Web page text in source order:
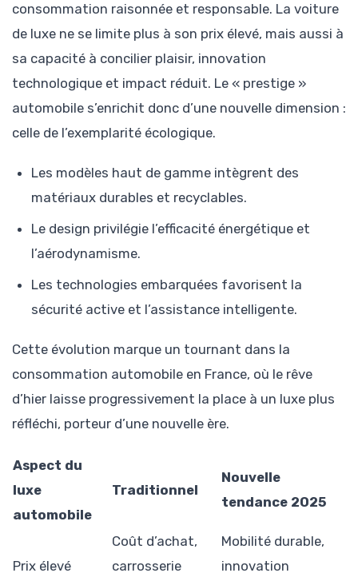
consommation raisonnée et responsable. La voiture
de luxe ne se limite plus à son prix élevé, mais aussi à
sa capacité à concilier plaisir, innovation
technologique et impact réduit. Le « prestige »
automobile s’enrichit donc d’une nouvelle dimension :
celle de l’exemplarité écologique.
Les modèles haut de gamme intègrent des
matériaux durables et recyclables.
Le design privilégie l’efficacité énergétique et
l’aérodynamisme.
Les technologies embarquées favorisent la
sécurité active et l’assistance intelligente.
Cette évolution marque un tournant dans la
consommation automobile en France, où le rêve
d’hier laisse progressivement la place à un luxe plus
réfléchi, porteur d’une nouvelle ère.
Aspect du
luxe
automobile
Traditionnel
Nouvelle
tendance 2025
Prix élevé
Coût d’achat,
carrosserie
Mobilité durable,
innovation